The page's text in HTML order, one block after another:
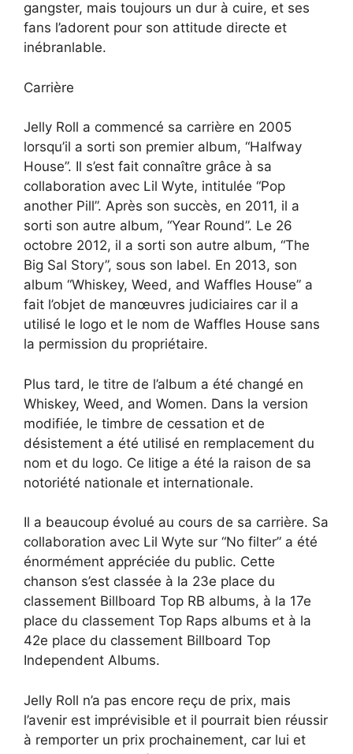
gangster, mais toujours un dur à cuire, et ses
fans l’adorent pour son attitude directe et
inébranlable.
Carrière
Jelly Roll a commencé sa carrière en 2005
lorsqu’il a sorti son premier album, “Halfway
House”. Il s’est fait connaître grâce à sa
collaboration avec Lil Wyte, intitulée “Pop
another Pill”. Après son succès, en 2011, il a
sorti son autre album, “Year Round”. Le 26
octobre 2012, il a sorti son autre album, “The
Big Sal Story”, sous son label. En 2013, son
album “Whiskey, Weed, and Waffles House” a
fait l’objet de manœuvres judiciaires car il a
utilisé le logo et le nom de Waffles House sans
la permission du propriétaire.
Plus tard, le titre de l’album a été changé en
Whiskey, Weed, and Women. Dans la version
modifiée, le timbre de cessation et de
désistement a été utilisé en remplacement du
nom et du logo. Ce litige a été la raison de sa
notoriété nationale et internationale.
Il a beaucoup évolué au cours de sa carrière. Sa
collaboration avec Lil Wyte sur “No filter” a été
énormément appréciée du public. Cette
chanson s’est classée à la 23e place du
classement Billboard Top RB albums, à la 17e
place du classement Top Raps albums et à la
42e place du classement Billboard Top
Independent Albums.
Jelly Roll n’a pas encore reçu de prix, mais
l’avenir est imprévisible et il pourrait bien réussir
à remporter un prix prochainement, car lui et